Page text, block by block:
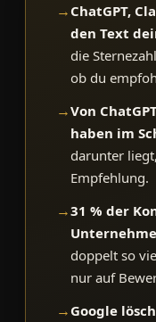
→ ChatGPT,
den Text
die
ob du
→Von
haben im
darunter
Empfehlung.
→31 % der
doppelt so
nur auf
→ Google